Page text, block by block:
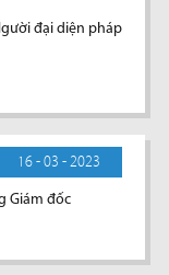
đại diện pháp
16 - 03 - 2023
Giám đốc